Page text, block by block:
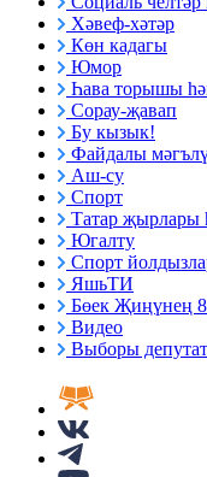
Хәвеф-хәтәр
Көн кадагы
Юмор
Һава торышы
Сорау-җавап
Бу кызык!
Файдалы
Аш-су
Спорт
Татар җырлары
Югалту
Спорт
ЯшьТИ
Бөек Җиңүнең
Видео
Выборы